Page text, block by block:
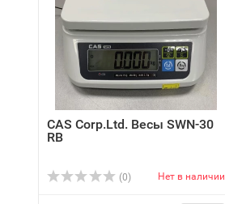
CAS Corp.Ltd. Весы SWN-30
RB
(0) Нет в наличии